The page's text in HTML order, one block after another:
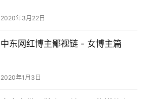
2020年3月22日
中东网红博主鄙视链 - 女博主篇
2020年1月3日